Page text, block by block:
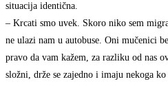
situacija identična.
– Krcati smo uvek. Skoro niko sem
ne ulazi nam u autobuse. Oni mučenici
pravo da vam kažem, za razliku od nas
složni, drže se zajedno i imaju nekoga